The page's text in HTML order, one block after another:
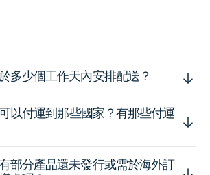
多少個工作天內安排配送？
以付運到那些國家？有那些付運
部分產品還未發行或需於海外訂